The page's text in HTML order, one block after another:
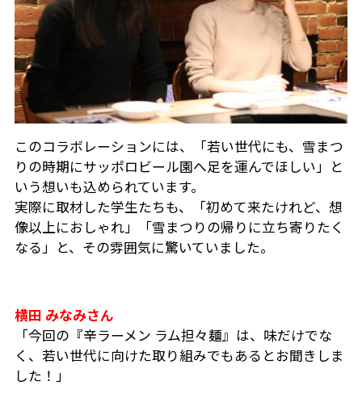
このコラボレーションには、「若い世代にも、雪まつ
りの時期にサッポロビール園へ足を運んでほしい」と
いう想いも込められています。
実際に取材した学生たちも、「初めて来たけれど、想
像以上におしゃれ」「雪まつりの帰りに立ち寄りたく
なる」と、その雰囲気に驚いていました。
横田 みなみさん
「今回の『辛ラーメン ラム担々麺』は、味だけでな
く、若い世代に向けた取り組みでもあるとお聞きしま
した！」